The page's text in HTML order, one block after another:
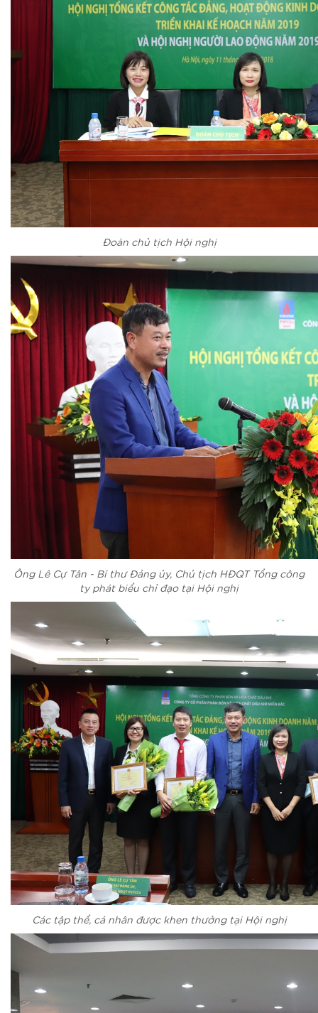
Đoàn chủ tịch Hội nghị
Ông Lê Cự Tân - Bí thư Đảng ủy, Chủ tịch HĐQT Tổng công
ty phát biểu chỉ đạo tại Hội nghị
Các tập thể, cá nhân được khen thưởng tại Hội nghị